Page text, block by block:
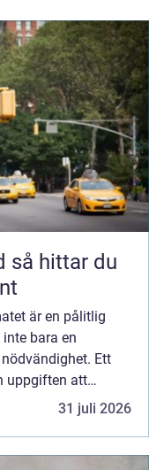
är en pålitlig
bara en
Ett
uppgiften att
31 juli 2026